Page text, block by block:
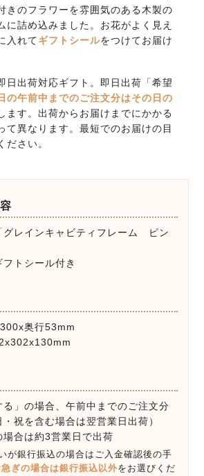
きのフラワーを雰囲気のある木製の
に詰め込みました。お花がよく見え
入れてギフトシールをつけてお届け
日出荷対応ギフト。即日出荷「希望
の午前中までのご注文分はその日の
ます。出荷からお届けまでにかかる
て異なります。最短でのお届けの目
ださい。
グレインキャビティフレーム ピン
トシール付き
奥行53mm
る」の場合、午前中までのご注文分
祝を含む場合は翌営業日出荷）
場合は約3営業日で出荷
が銀行振込の場合はご入金確認後の手
急ぎの場合は銀行振込以外をお選びくだ